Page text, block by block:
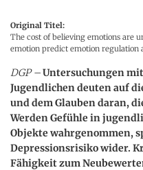
Original Titel:
The cost of believing emotions are
emotion predict emotion regulation
DGP –Untersuchungen
Jugendlichen deuten auf
und dem Glauben daran,
Werden Gefühle in
Objekte wahrgenommen,
Depressionsrisiko wider.
Fähigkeit zum